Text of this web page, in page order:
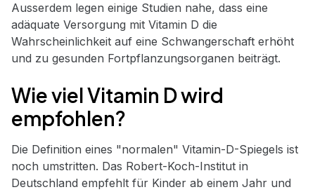
Ausserdem legen einige Studien nahe, dass eine
adäquate Versorgung mit Vitamin D die
Wahrscheinlichkeit auf eine Schwangerschaft erhöht
und zu gesunden Fortpflanzungsorganen beiträgt.
Wie viel Vitamin D wird
empfohlen?
Die Definition eines "normalen" Vitamin-D-Spiegels ist
noch umstritten. Das Robert-Koch-Institut in
Deutschland empfehlt für Kinder ab einem Jahr und